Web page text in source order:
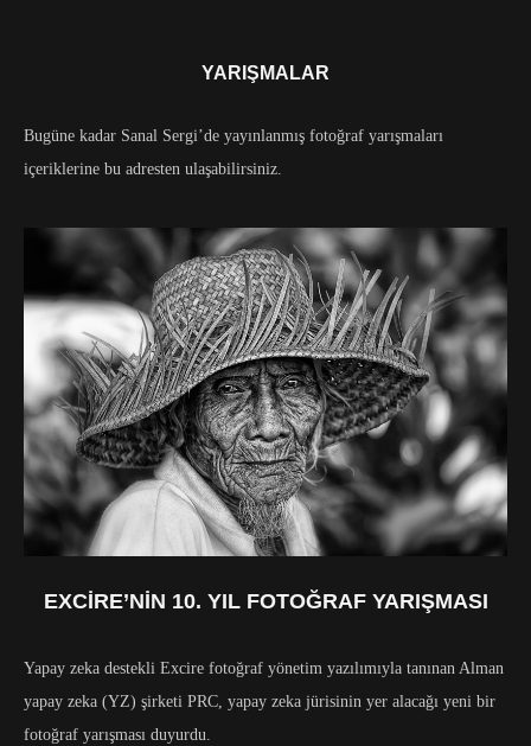
YARIŞMALAR
Bugüne kadar Sanal Sergi’de yayınlanmış fotoğraf yarışmaları
içeriklerine bu adresten ulaşabilirsiniz.
EXCIRE’NIN 10. YIL FOTOĞRAF YARIŞMASI
Yapay zeka destekli Excire fotoğraf yönetim yazılımıyla tanınan Alman
yapay zeka (YZ) şirketi PRC, yapay zeka jürisinin yer alacağı yeni bir
fotoğraf yarışması duyurdu.